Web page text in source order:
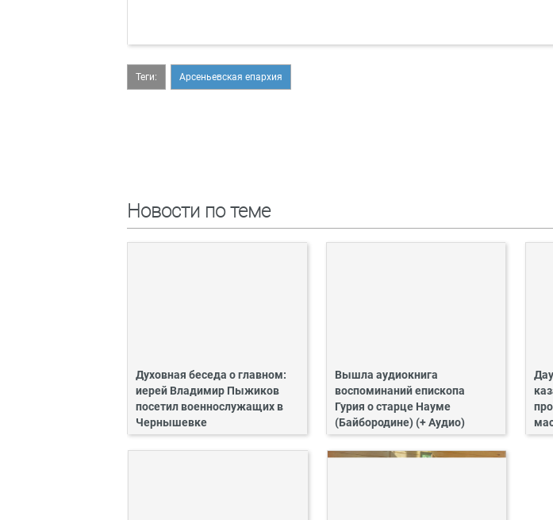
Теги: Арсеньевская епархия
Новости по теме
Духовная беседа о главном:
иерей Владимир Пыжиков
посетил военнослужащих в
Чернышевке
Вышла аудиокнига
воспоминаний епископа
Гурия о старце Науме
(Байбородине) (+ Аудио)